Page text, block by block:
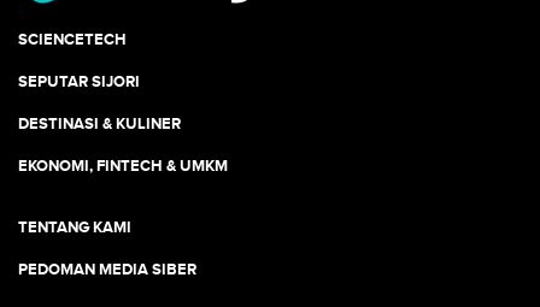
SCIENCETECH
SEPUTAR SIJORI
DESTINASI & KULINER
EKONOMI, FINTECH & UMKM
TENTANG KAMI
PEDOMAN MEDIA SIBER